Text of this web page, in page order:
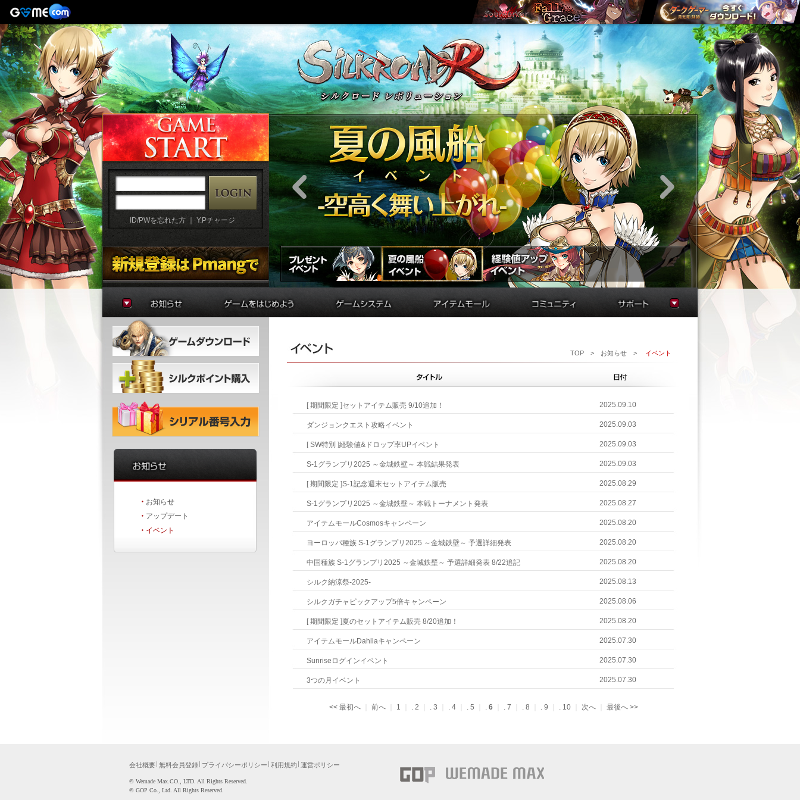
ID/PWを忘れた方｜ Y.Pチャージ
お知らせ
アップデート
イベント
ゲームの準備
はじめに
初心者ガイド
シルクガチャ
交換券申請フォーム
・ お知らせ
・ アップデート
・ イベント
TOP >お知らせ> イベント
[期間限定]セットアイテム販売9/10追加！ 2025.09.10
ダンジョンクエスト攻略イベント 2025.09.03
[SW特別]経験値&ドロップ率UPイベント 2025.09.03
S-1グランプリ2025～金城鉄壁～本戦結果発表 2025.09.03
[期間限定]S-1記念週末セットアイテム販売 2025.08.29
S-1グランプリ2025～金城鉄壁～本戦トーナメント発表 2025.08.27
アイテムモールCosmosキャンペーン 2025.08.20
ヨーロッパ種族S-1グランプリ2025～金城鉄壁～予選詳細発表 2025.08.20
中国種族S-1グランプリ2025～金城鉄壁～予選詳細発表8/22追記 2025.08.20
シルク納涼祭-2025- 2025.08.13
シルクガチャピックアップ5倍キャンペーン 2025.08.06
[期間限定]夏のセットアイテム販売8/20追加！ 2025.08.20
アイテムモールDahliaキャンペーン 2025.07.30
Sunriseログインイベント 2025.07.30
3つの月イベント 2025.07.30
<<最初へ｜ 前へ｜ 1 . 2 . 3 . 4｜ . 5 . 6｜ . 7 . 8 . 9 . 10｜ 次へ｜ 最後へ>>
会社概要 無料会員登録 プライバシーポリシー 利用規約 運営ポリシー
©WemadeMax.CO.,LTD.AllRightsReserved.
©GOPCo.,Ltd.AllRightsReserved.